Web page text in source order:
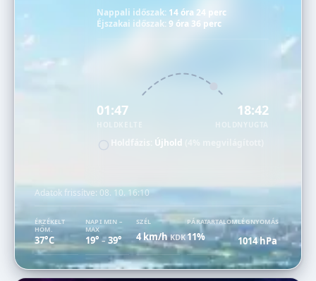
Nappali időszak: 14 óra 24 perc
Éjszakai időszak:9 óra 36 perc
01:47 18:42
HOLDNYUGTA
Holdfázis: Újhold
Adatok frissítve: 08. 10. 16:10
ÉRZÉKELT
HŐM.
37°C
NAPI MIN –
MAX
19° –39°
SZÉL
4 km/hKDK
PÁRATARTALOM
11%
LÉGNYOMÁS
1014 hPa